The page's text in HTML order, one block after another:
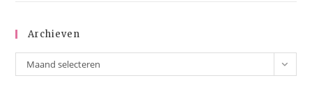
Archieven
Archieven
Maand selecteren